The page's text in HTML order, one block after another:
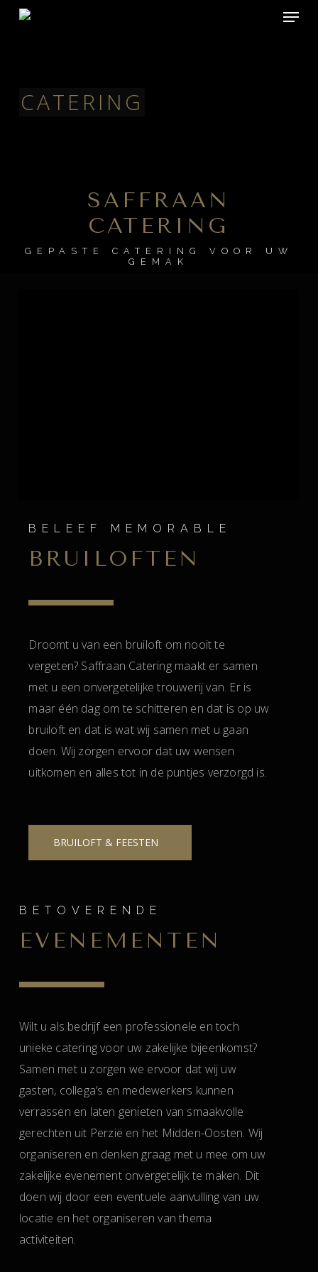
Skip
Menu
CATERING
SAFFRAAN
CATERING
GEPASTE CATERING VOOR UW
GEMAK
BELEEF MEMORABLE
BRUILOFTEN
Droomt u van een bruiloft om nooit te
vergeten? Saffraan Catering maakt er samen
met u een onvergetelijke trouwerij van. Er is
maar één dag om te schitteren en dat is op uw
bruiloft en dat is wat wij samen met u gaan
doen. Wij zorgen ervoor dat uw wensen
uitkomen en alles tot in de puntjes verzorgd is.
BRUILOFT & FEESTEN
BETOVERENDE
EVENEMENTEN
Wilt u als bedrijf een professionele en toch
unieke catering voor uw zakelijke bijeenkomst?
Samen met u zorgen we ervoor dat wij uw
gasten, collega’s en medewerkers kunnen
verrassen en laten genieten van smaakvolle
gerechten uit Perzië en het Midden-Oosten. Wij
organiseren en denken graag met u mee om uw
zakelijke evenement onvergetelijk te maken. Dit
doen wij door een eventuele aanvulling van uw
locatie en het organiseren van thema
activiteiten.